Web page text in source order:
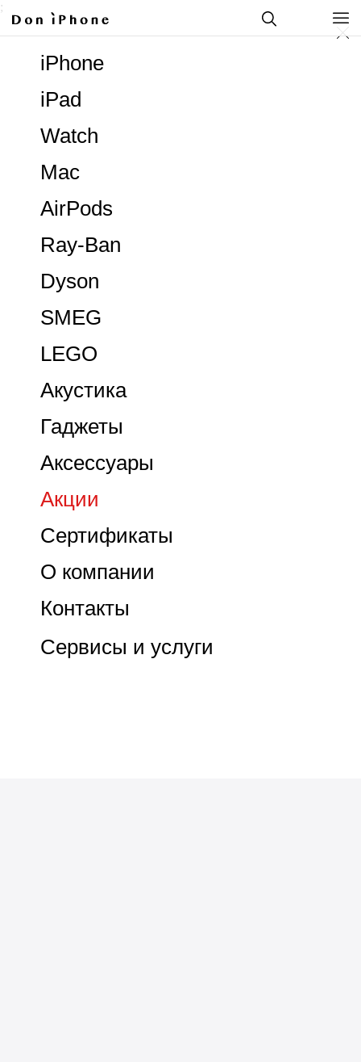
;
Контакты
О компании
Сертификаты
Акции
Аксессуары
Гаджеты
Акустика
Dyson
AirPods
Ray-Ban
LEGO
SMEG
Mac
Watch
iPad
iPhone
Сервисы и услуги